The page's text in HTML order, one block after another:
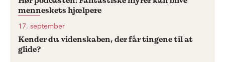
metoden bag ti af disse upåagtede
videnskaber.
Serien er udgivet af
menneskets hjælpere
17. september
Kender du videnskaben, der får tingene til at
glide?